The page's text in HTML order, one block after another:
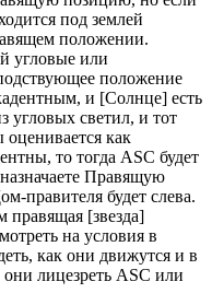
под землей
положении.
угловые или
положение
и [Солнце] есть
угловых светил, и тот
как
то тогда ASC будет
Правящую
правителя будет слева.
правящая [звезда]
на условия в
как они движутся и в
они лицезреть ASC или